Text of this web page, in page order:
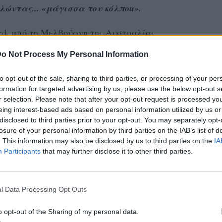
Not Process My Personal Information
opt-out of the sale, sharing to third parties, or processing of your
for targeted advertising by us, please use the below opt-out
selection. Please note that after your opt-out request is processed
interest-based ads based on personal information utilized by us
to third parties prior to your opt-out. You may separately
of your personal information by third parties on the IAB’s list of
This information may also be disclosed by us to third parties on the
Participants that may further disclose it to other third parties.
Data Processing Opt Outs
opt-out of the Sharing of my personal data.
«μάγισσα του κόλποu».
από τη Μελβούρνη της Αυστραλίας,
γιόγκα και του μασάζ αιδοίοu για τη
«μαγείας» από την παιδική της ηλικία
ενηλικίωσής της μελετώντας στην Ινδία
και ως «γιόγκα του αιδοίοu».
αποφάσισε να συνδυάσει τα δύο της
η κρεβατοκάμαρα μπορεί πραγματικά να
μαγεία.
ΔΙΑΦΗΜΙΣΗ